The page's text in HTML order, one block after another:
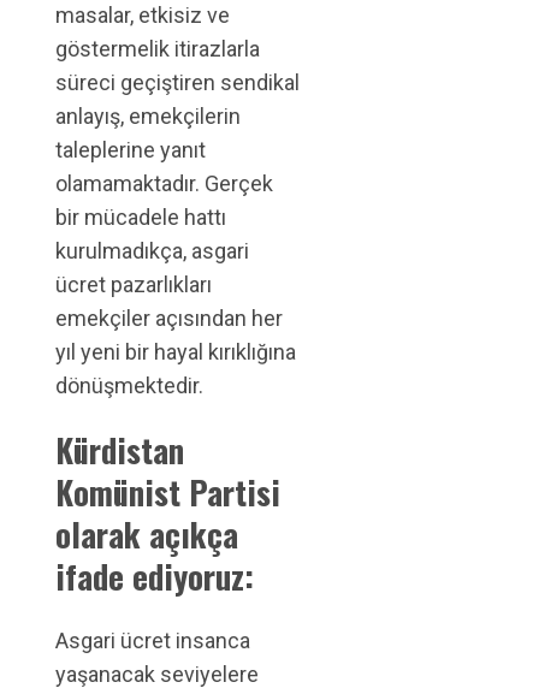
masalar, etkisiz ve
göstermelik itirazlarla
süreci geçiştiren sendikal
anlayış, emekçilerin
taleplerine yanıt
olamamaktadır. Gerçek
bir mücadele hattı
kurulmadıkça, asgari
ücret pazarlıkları
emekçiler açısından her
yıl yeni bir hayal kırıklığına
dönüşmektedir.
Kürdistan
Komünist Partisi
olarak açıkça
ifade ediyoruz:
Asgari ücret insanca
yaşanacak seviyelere